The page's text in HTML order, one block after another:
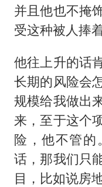
并且他也不掩
受这种被人捧
他往上升的话
长期的风险会
规模给我做出
来，至于这个
险，他不管的
话，那我们只
目，比如说房